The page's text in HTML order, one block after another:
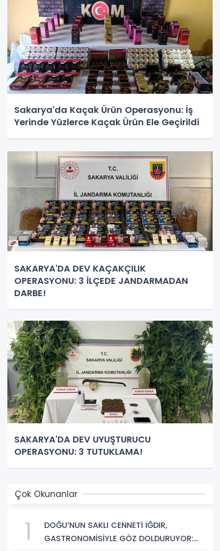
Sakarya'da Kaçak Ürün Operasyonu: İş
Yerinde Yüzlerce Kaçak Ürün Ele Geçirildi
SAKARYA'DA DEV KAÇAKÇILIK
OPERASYONU: 3 İLÇEDE JANDARMADAN
DARBE!
SAKARYA'DA DEV UYUŞTURUCU
OPERASYONU: 3 TUTUKLAMA!
Çok Okunanlar
1
DOĞU’NUN SAKLI CENNETİ IĞDIR,
GASTRONOMİSİYLE GÖZ DOLDURUYOR: